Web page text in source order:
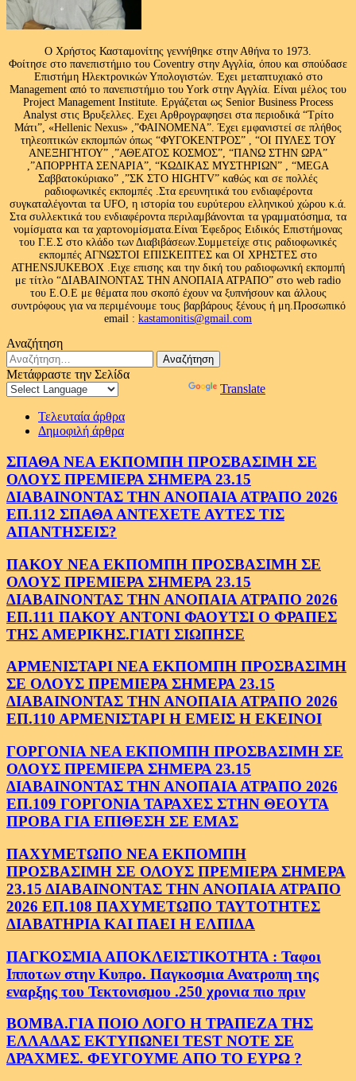
Ο Χρήστος Κασταμονίτης γεννήθηκε στην Αθήνα το 1973.
Φοίτησε στο πανεπιστήμιο του Coventry στην Αγγλία, όπου και σπούδασε
Επιστήμη Ηλεκτρονικών Υπολογιστών. Έχει μεταπτυχιακό στο
Management από το πανεπιστήμιο του Υork στην Αγγλία. Είναι μέλος του
Project Management Institute. Εργάζεται ως Senior Business Process
Analyst στις Βρυξελλες. Εχει Αρθρογραφησει στα περιοδικά “Τρίτο
Μάτι”, «Hellenic Nexus» ,”ΦΑΙΝΟΜΕΝΑ”. Έχει εμφανιστεί σε πλήθος
τηλεοπτικών εκπομπών όπως “ΦΥΓΟΚΕΝΤΡΟΣ” , “ΟΙ ΠΥΛΕΣ ΤΟΥ
ΑΝΕΞΗΓΗΤΟΥ” ,”ΑΘΕΑΤΟΣ ΚΟΣΜΟΣ”, “ΠΑΝΩ ΣΤΗΝ ΩΡΑ”
,”ΑΠΟΡΡΗΤΑ ΣΕΝΑΡΙΑ”, “ΚΩΔΙΚΑΣ ΜΥΣΤΗΡΙΩΝ” , “MEGA
Σαββατοκύριακο” ,”ΣΚ ΣΤΟ HIGHTV” καθώς και σε πολλές
ραδιοφωνικές εκπομπές .Στα ερευνητικά του ενδιαφέροντα
συγκαταλέγονται τα UFO, η ιστορία του ευρύτερου ελληνικού χώρου κ.ά.
Στα συλλεκτικά του ενδιαφέροντα περιλαμβάνονται τα γραμματόσημα, τα
νομίσματα και τα χαρτονομίσματα.Είναι Έφεδρος Ειδικός Επιστήμονας
του Γ.Ε.Σ στο κλάδο των Διαβιβάσεων.Συμμετείχε στις ραδιοφωνικές
εκπομπές ΑΓΝΩΣΤΟΙ ΕΠΙΣΚΕΠΤΕΣ και ΟΙ ΧΡΗΣΤΕΣ στο
ATHENSJUKEBOX .Ειχε επισης και την δική του ραδιοφωνική εκπομπή
με τίτλο “ΔΙΑΒΑΙΝΟΝΤΑΣ ΤΗΝ ΑΝΟΠΑΙΑ ΑΤΡΑΠΟ” στο web radio
του Ε.Ο.Ε με θέματα που σκοπό έχουν να ξυπνήσουν και άλλους
συντρόφους για να περιμένουμε τους βαρβάρους ξένους ή μη.Προσωπικό
email : kastamonitis@gmail.com
Αναζήτηση
Αναζήτηση
για:
Μετάφραστε την Σελίδα
Translate
Τελευταία άρθρα
Δημοφιλή άρθρα
ΣΠΑΘΑ ΝΕΑ ΕΚΠΟΜΠΗ ΠΡΟΣΒΑΣΙΜΗ ΣΕ
ΟΛΟΥΣ ΠΡΕΜΙΕΡΑ ΣΗΜΕΡΑ 23.15
ΔΙΑΒΑΙΝΟΝΤΑΣ ΤΗΝ ΑΝΟΠΑΙΑ ΑΤΡΑΠΟ 2026
ΕΠ.112 ΣΠΑΘΑ ΑΝΤΕΧΕΤΕ ΑΥΤΕΣ ΤΙΣ
ΑΠΑΝΤΗΣΕΙΣ?
ΠΑΚΟΥ ΝΕΑ ΕΚΠΟΜΠΗ ΠΡΟΣΒΑΣΙΜΗ ΣΕ
ΟΛΟΥΣ ΠΡΕΜΙΕΡΑ ΣΗΜΕΡΑ 23.15
ΔΙΑΒΑΙΝΟΝΤΑΣ ΤΗΝ ΑΝΟΠΑΙΑ ΑΤΡΑΠΟ 2026
ΕΠ.111 ΠΑΚΟΥ ΑΝΤΟΝΙ ΦΑΟΥΤΣΙ Ο ΦΡΑΠΕΣ
ΤΗΣ ΑΜΕΡΙΚΗΣ.ΓΙΑΤΙ ΣΙΩΠΗΣΕ
ΑΡΜΕΝΙΣΤΑΡΙ ΝΕΑ ΕΚΠΟΜΠΗ ΠΡΟΣΒΑΣΙΜΗ
ΣΕ ΟΛΟΥΣ ΠΡΕΜΙΕΡΑ ΣΗΜΕΡΑ 23.15
ΔΙΑΒΑΙΝΟΝΤΑΣ ΤΗΝ ΑΝΟΠΑΙΑ ΑΤΡΑΠΟ 2026
ΕΠ.110 ΑΡΜΕΝΙΣΤΑΡΙ Η ΕΜΕΙΣ Η ΕΚΕΙΝΟΙ
ΓΟΡΓΟΝΙΑ ΝΕΑ ΕΚΠΟΜΠΗ ΠΡΟΣΒΑΣΙΜΗ ΣΕ
ΟΛΟΥΣ ΠΡΕΜΙΕΡΑ ΣΗΜΕΡΑ 23.15
ΔΙΑΒΑΙΝΟΝΤΑΣ ΤΗΝ ΑΝΟΠΑΙΑ ΑΤΡΑΠΟ 2026
ΕΠ.109 ΓΟΡΓΟΝΙΑ ΤΑΡΑΧΕΣ ΣΤΗΝ ΘΕΟΥΤΑ
ΠΡΟΒΑ ΓΙΑ ΕΠΙΘΕΣΗ ΣΕ ΕΜΑΣ
ΠΑΧΥΜΕΤΩΠΟ ΝΕΑ ΕΚΠΟΜΠΗ
ΠΡΟΣΒΑΣΙΜΗ ΣΕ ΟΛΟΥΣ ΠΡΕΜΙΕΡΑ ΣΗΜΕΡΑ
23.15 ΔΙΑΒΑΙΝΟΝΤΑΣ ΤΗΝ ΑΝΟΠΑΙΑ ΑΤΡΑΠΟ
2026 ΕΠ.108 ΠΑΧΥΜΕΤΩΠΟ ΤΑΥΤΟΤΗΤΕΣ
ΔΙΑΒΑΤΗΡΙΑ ΚΑΙ ΠΑΕΙ Η ΕΛΠΙΔΑ
ΠΑΓΚΟΣΜΙΑ ΑΠΟΚΛΕΙΣΤΙΚΟΤΗΤΑ : Ταφοι
Ιπποτων στην Κυπρο. Παγκοσμια Ανατροπη της
εναρξης του Τεκτονισμου .250 χρονια πιο πριν
ΒΟΜΒΑ.ΓΙΑ ΠΟΙΟ ΛΟΓΟ Η ΤΡΑΠΕΖΑ ΤΗΣ
ΕΛΛΑΔΑΣ ΕΚΤΥΠΩΝΕΙ TEST NOTE ΣΕ
ΔΡΑΧΜΕΣ. ΦΕΥΓΟΥΜΕ ΑΠΟ ΤΟ ΕΥΡΩ ?